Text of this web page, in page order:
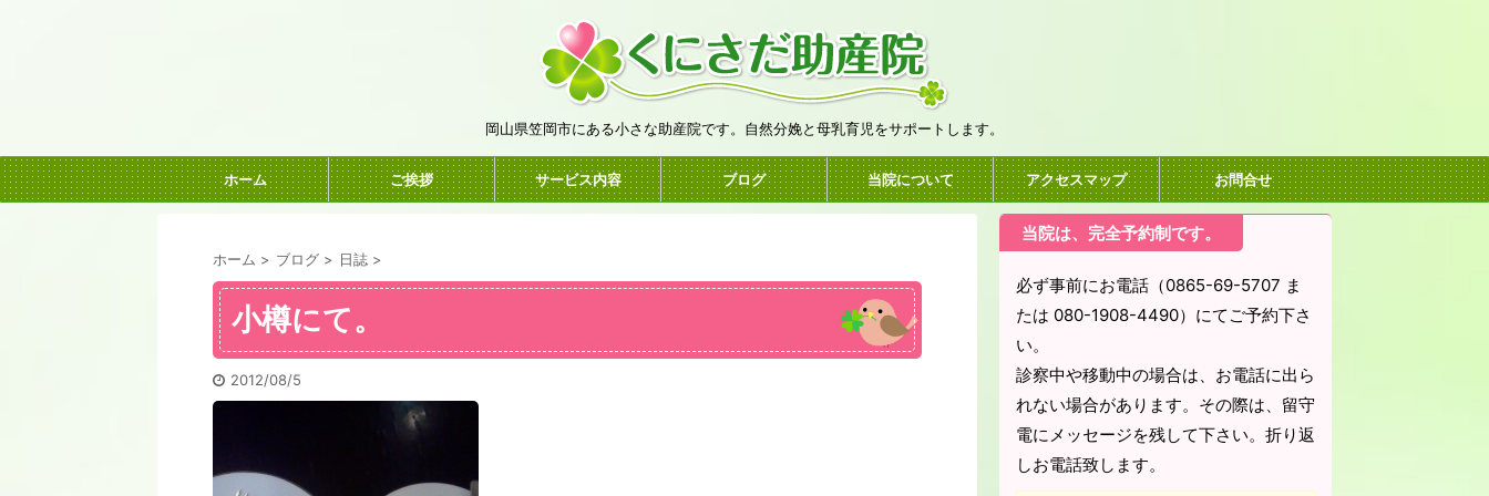
岡山県笠岡市にある小さな助産院です。自然分娩と母乳育児をサポートします。
ホーム ご挨拶 サービス内容 ブログ 当院について アクセスマップ お問合せ
ホーム > ブログ > 日誌 >
小樽にて。
2012/08/5
当院は、完全予約制です。
必ず事前にお電話（0865-69-5707 ま
たは 080-1908-4490）にてご予約下さ
い。
診察中や移動中の場合は、お電話に出ら
れない場合があります。その際は、留守
電にメッセージを残して下さい。折り返
しお電話致します。